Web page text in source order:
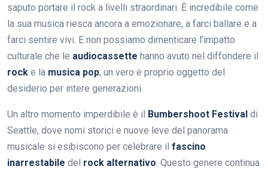
saputo portare il rock a livelli straordinari. È incredibile come
la sua musica riesca ancora a emozionare, a farci ballare e a
farci sentire vivi. E non possiamo dimenticare l’impatto
culturale che le audiocassette hanno avuto nel diffondere il
rock e la musica pop; un vero e proprio oggetto del
desiderio per intere generazioni.
Un altro momento imperdibile è il Bumbershoot Festival di
Seattle, dove nomi storici e nuove leve del panorama
musicale si esibiscono per celebrare il fascino
inarrestabile del rock alternativo. Questo genere continua